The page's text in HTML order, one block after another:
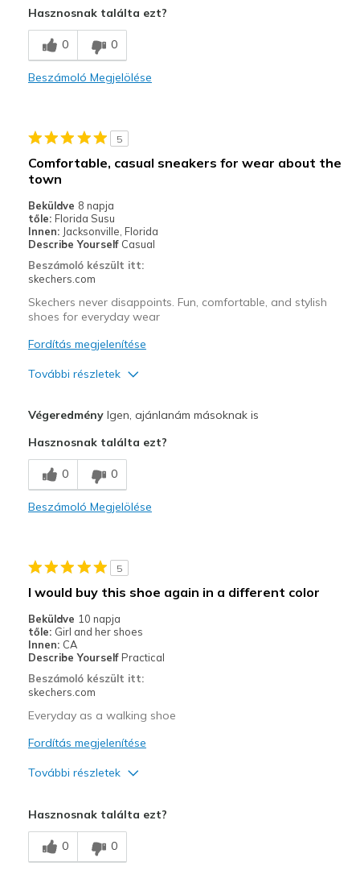
Comfortable
Durable
Daily walks
Travel
Width
Sizing
Feels true to size
Hasznosnak találta ezt?
0 0
Beszámoló Megjelölése
5
Comfortable, casual sneakers for wear about the
town
Beküldve 8 napja
tőle: Florida Susu
Innen: Jacksonville, Florida
Describe Yourself Casual
Beszámoló készült itt:
skechers.com
Skechers never disappoints. Fun, comfortable, and stylish
shoes for everyday wear
Fordítás megjelenítése
További részletek
Breathe Well
Comfortable
Legjobb használat
Width
Sizing
Feels true to size
View On Shoes
Shoes are for Wearing
VégeredményIgen, ajánlanám másoknak is
Hasznosnak találta ezt?
0 0
Beszámoló Megjelölése
5
I would buy this shoe again in a different color
Beküldve 10 napja
tőle: Girl and her shoes
Innen: CA
Describe Yourself Practical
Beszámoló készült itt:
skechers.com
Everyday as a walking shoe
Fordítás megjelenítése
További részletek
Breathe Well
Hasznosnak találta ezt?
0 0